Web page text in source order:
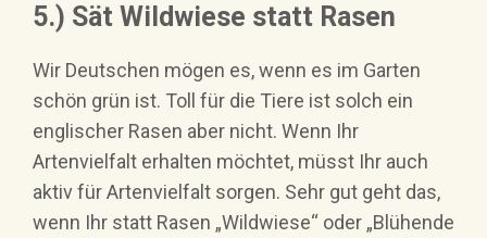
5.) Sät Wildwiese statt Rasen
Wir Deutschen mögen es, wenn es im Garten
schön grün ist. Toll für die Tiere ist solch ein
englischer Rasen aber nicht. Wenn Ihr
Artenvielfalt erhalten möchtet, müsst Ihr auch
aktiv für Artenvielfalt sorgen. Sehr gut geht das,
wenn Ihr statt Rasen „Wildwiese“ oder „Blühende